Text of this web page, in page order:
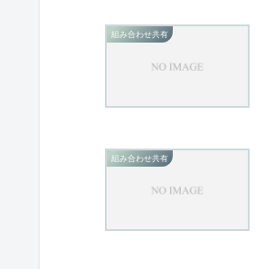
組み合わせ共有
組み合わせ共有